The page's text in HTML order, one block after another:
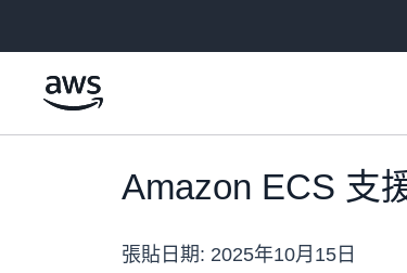
Amazon ECS 支
張貼日期: 2025年10月15日